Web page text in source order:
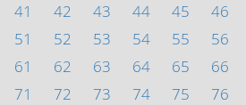
41
42 43 44 45 46
51
52 53 54 55 56
61
62 63 64 65 66
71
72 73 74 75 76